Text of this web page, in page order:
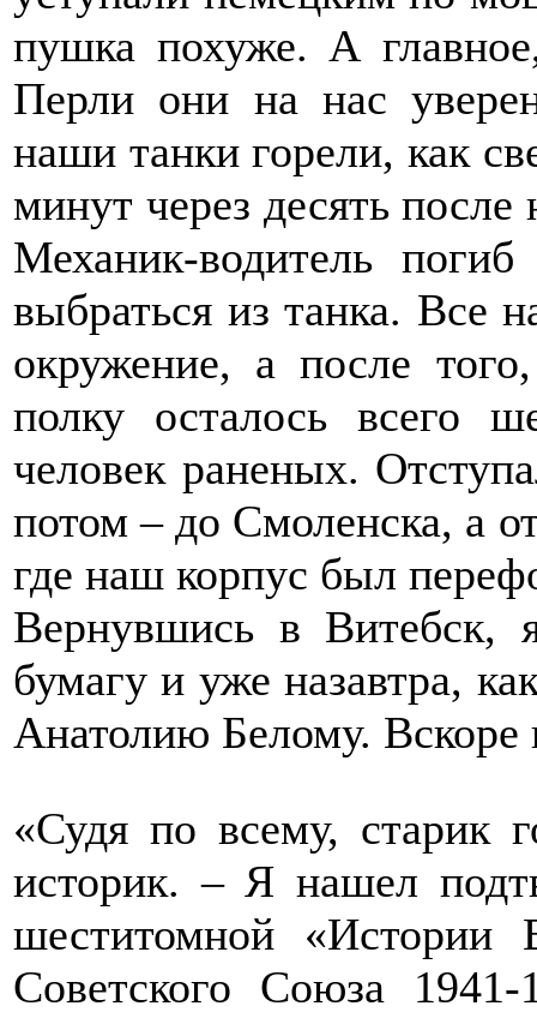
пушка похуже. А
Перли они на нас
наши танки горели, как
минут через десять после
Механик-водитель
выбраться из танка. Все
окружение, а после
полку осталось всего
человек раненых.
потом – до Смоленска, а
где наш корпус был
Вернувшись в Витебск,
бумагу и уже назавтра,
Анатолию Белому. Вскоре
«Судя по всему, старик
историк. – Я нашел
шеститомной «Истории
Советского Союза